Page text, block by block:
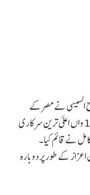
السیسی نے مصر کے
اعلیٰ ترین اعزاز ‘آرڈر آف دی نائل’ سے نوازا۔ وزیر اعظم مودی کو دیا جانے والا یہ ایوارڈ کسی بھی ملک کا 13 واں اعلیٰ ترین سرکاری
حسین کامل نے قائم کیا۔
کے طور پر دوبارہ